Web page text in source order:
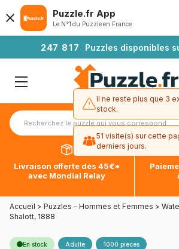
247 81 7 Puzzles disponibles
Livraison offerte dès 45€*
avec Mondial Relay
Accueil > Puzzles - Hommes et Femmes >
Shalott, 1888
En stock Adulte 1000 pièces
Puzzle.fr App
Le N°1 du Puzzle en France
Il ne reste plus que 3
stock.
51 visite(s) sur cette
derniers jours.